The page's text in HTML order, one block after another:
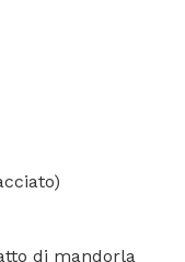
di mandorla